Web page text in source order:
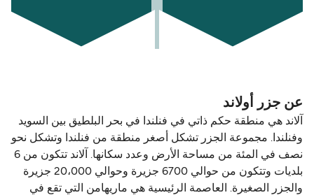
عن جزر أولاند
آلاند هي منطقة حكم ذاتي في فنلندا في بحر البلطيق بين السويد
وفنلندا. مجموعة الجزر تشكل أصغر منطقة من فنلندا وتشكل نحو
نصف في المئة من مساحة الأرض وعدد سكانها. آلاند تتكون من 6
بلديات وتتكون من حوالي 6700 جزيرة وحوالي 20،000 جزيرة
والجزر الصغيرة. العاصمة الرئيسية هي ماريهامن التي تقع في